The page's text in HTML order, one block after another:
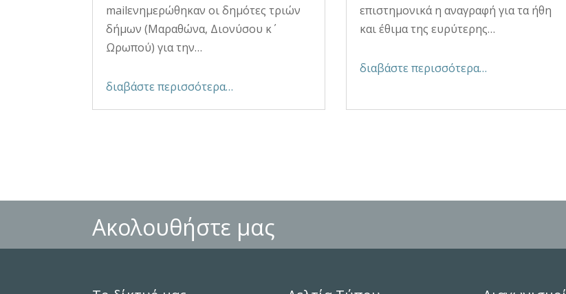
mailενημερώθηκαν οι δημότες τριών
δήμων (Μαραθώνα, Διονύσου κ΄
Ωρωπού) για την…
διαβάστε περισσότερα…
επιστημονικά η αναγραφή για τα ήθη
και έθιμα της ευρύτερης…
διαβάστε περισσότερα…
Ακολουθήστε μας